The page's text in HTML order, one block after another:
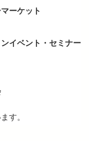
ーケット
イベント・セミナー
す。